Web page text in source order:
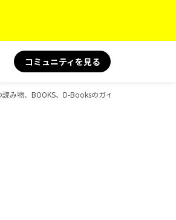
コミュニティを見る
み物、BOOKS、D-Booksのガイドブック一覧